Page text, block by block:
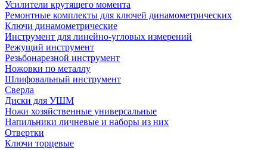
Усилители крутящего момента
Ремонтные комплекты для ключей динамометрических
Ключи динамометрические
Инструмент для линейно-угловых измерений
Режущий инструмент
Резьбонарезной инструмент
Ножовки по металлу
Шлифовальный инструмент
Сверла
Диски для УШМ
Ножи хозяйственные универсальные
Напильники личневые и наборы из них
Отвертки
Ключи торцевые